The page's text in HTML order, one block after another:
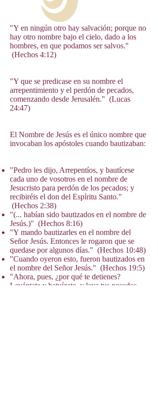
"Y en ningún otro hay salvación; porque no
hay otro nombre bajo el cielo, dado a los
hombres, en que podamos ser salvos."
(Hechos 4:12)
"Y que se predicase en su nombre el
arrepentimiento y el perdón de pecados,
comenzando desde Jerusalén." (Lucas
24:47)
El Nombre de Jesús es el único nombre que
invocaban los apóstoles cuando bautizaban:
"Pedro les dijo, Arrepentíos, y bautícese
cada uno de vosotros en el nombre de
Jesucristo para perdón de los pecados; y
recibiréis el don del Espíritu Santo."
(Hechos 2:38)
"(... habían sido bautizados en el nombre de
Jesús.)" (Hechos 8:16)
"Y mando bautizarles en el nombre del
Señor Jesús. Entonces le rogaron que se
quedase por algunos días." (Hechos 10:48)
"Cuando oyeron esto, fueron bautizados en
el nombre del Señor Jesús." (Hechos 19:5)
"Ahora, pues, ¿por qué te detienes?
Levántate y batuízate, y lava tus pecados,